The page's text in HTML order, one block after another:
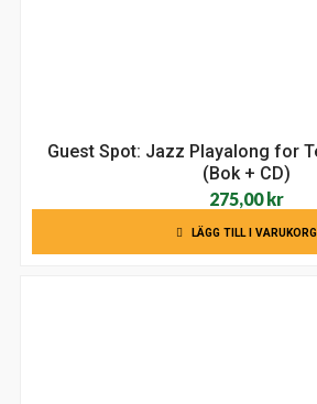
Guest Spot: Jazz Playalong for
(Bok + CD)
275,00kr
LÄGG TILL I VARUKORG